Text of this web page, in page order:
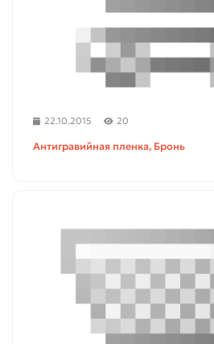
22.10.2015 20
Антигравийная пленка, Бронь